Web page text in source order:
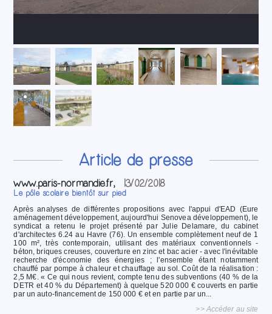
Article de presse
www.paris-normandie.fr, 13/02/2018
Le pôle scolaire bientôt sur pied
Après analyses de différentes propositions avec l'appui d'EAD (Eure
aménagement développement, aujourd'hui Senovea développement), le
syndicat a retenu le projet présenté par Julie Delamare, du cabinet
d'architectes 6.24 au Havre (76). Un ensemble complètement neuf de 1
100 m², très contemporain, utilisant des matériaux conventionnels -
béton, briques creuses, couverture en zinc et bac acier - avec l'inévitable
recherche d'économie des énergies ; l'ensemble étant notamment
chauffé par pompe à chaleur et chauffage au sol. Coût de la réalisation :
2,5 M€. « Ce qui nous revient, compte tenu des subventions (40 % de la
DETR et 40 % du Département) à quelque 520 000 € couverts en partie
par un auto-financement de 150 000 € et en partie par un...
>> Accéder au site